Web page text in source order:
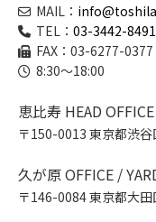
MAIL：
TEL： 03-3442-8491
FAX：03-6277-0377
8:30～18:00
恵比寿 HEAD OFFICE
〒150-0013 東京都渋
久が原 OFFICE /
〒146-0084 東京都大